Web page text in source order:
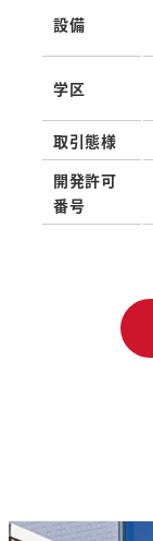
設備
学区
取引態様
開発許可
番号